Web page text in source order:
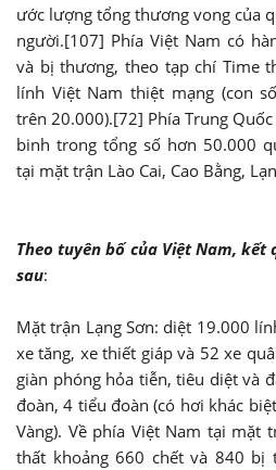
ước lượng tổng thương vong của
người.[107] Phía Việt Nam có
và bị thương, theo tạp chí Time
lính Việt Nam thiệt mạng (con
trên 20.000).[72] Phía Trung
binh trong tổng số hơn 50.000
tại mặt trận Lào Cai, Cao Bằng,
Theo tuyên bố của Việt Nam,
sau:
Mặt trận Lạng Sơn: diệt 19.000
xe tăng, xe thiết giáp và 52 xe
giàn phóng hỏa tiễn, tiêu diệt và
đoàn, 4 tiểu đoàn (có hơi khác
Vàng). Về phía Việt Nam tại mặt
thất khoảng 660 chết và 840 bị